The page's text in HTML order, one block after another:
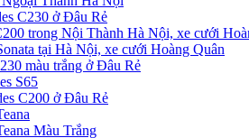
C230 ở Đâu Rẻ
trong Nội Thành Hà Nội, xe cưới
tại Hà Nội, xe cưới Hoàng Quân
màu trắng ở Đâu Rẻ
S65
C200 ở Đâu Rẻ
Màu Trắng